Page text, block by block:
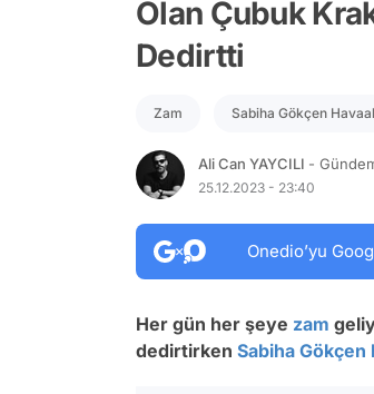
Olan Çubuk
Dedirtti
Zam Sabiha Gökçen
Ali Can YAYCILI -
25.12.2023 - 23:40
Onedio’yu
Her gün her şeye zam
dedirtirken Sabiha Gökçen